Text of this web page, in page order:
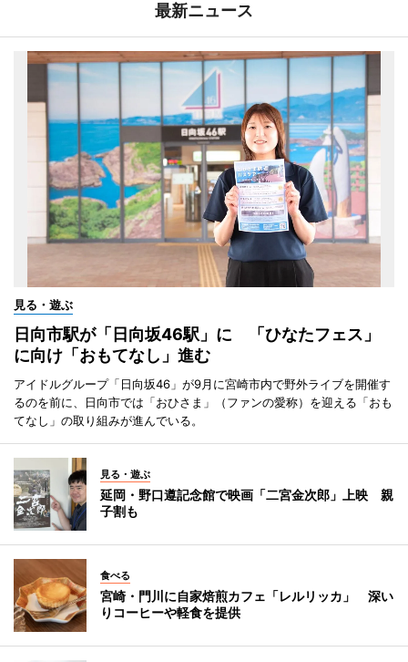
最新ニュース
見る・遊ぶ
日向市駅が「日向坂46駅」に 「ひなたフェス」
に向け「おもてなし」進む
アイドルグループ「日向坂46」が9月に宮崎市内で野外ライブを開催す
るのを前に、日向市では「おひさま」（ファンの愛称）を迎える「おも
てなし」の取り組みが進んでいる。
見る・遊ぶ
延岡・野口遵記念館で映画「二宮金次郎」上映 親
子割も
食べる
宮崎・門川に自家焙煎カフェ「レルリッカ」 深い
りコーヒーや軽食を提供